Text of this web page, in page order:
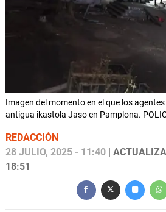
Imagen del momento en el que los
antigua ikastola Jaso en Pamplona.
REDACCIÓN
28 JULIO, 2025 - 11:40 |
18:51